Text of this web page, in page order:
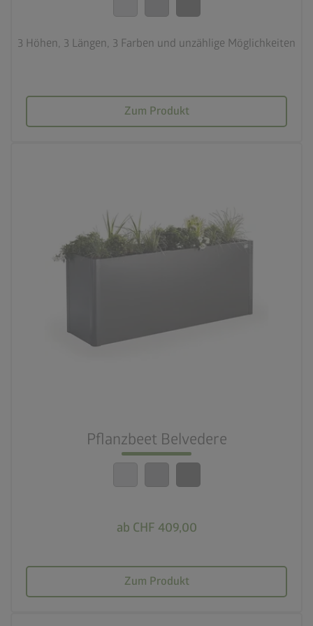
3 Höhen, 3 Längen, 3 Farben und unzählige Möglichkeiten
Zum Produkt
Pflanzbeet Belvedere
ab CHF 409,00
Zum Produkt
3 Farbvariationen
calendar_month
20 Jahre Garantie